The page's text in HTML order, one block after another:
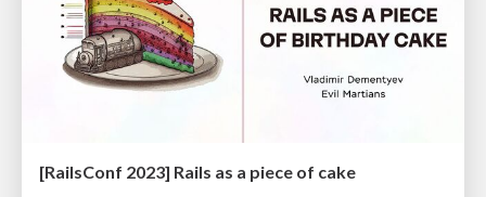
[RailsConf 2023] Rails as a piece of cake